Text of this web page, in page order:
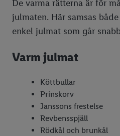
De varma rätterna är för
julmaten. Här samsas
enkel julmat som går
Varm julmat
Köttbullar
Prinskorv
Janssons frestelse
Revbensspjäll
Rödkål och brunkål